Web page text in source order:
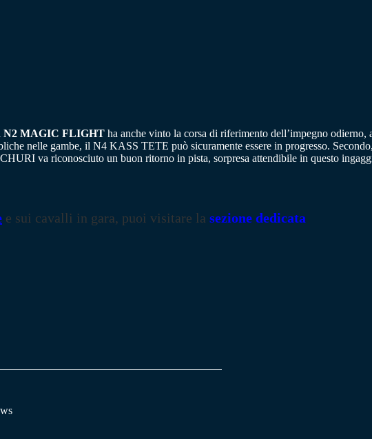
N2 MAGIC FLIGHT ha anche vinto la corsa di riferimento dell’impegno odierno,
nelle gambe, il N4 KASS TETE può sicuramente essere in progresso.
va riconosciuto un buon ritorno in pista, sorpresa attendibile in questo
e sui cavalli in gara, puoi visitare la sezione dedicata